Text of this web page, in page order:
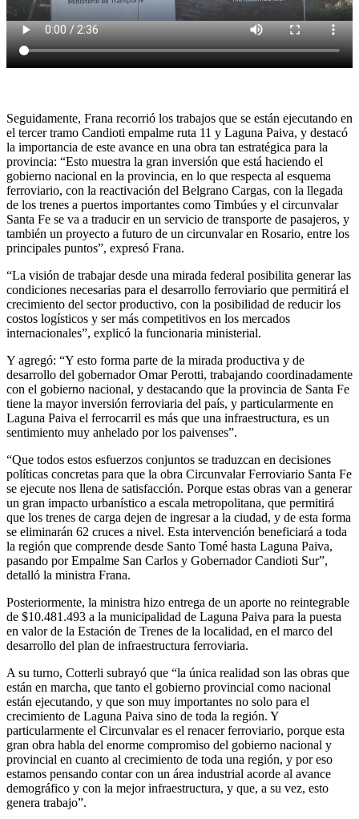
Seguidamente, Frana recorrió los trabajos que se están ejecutando en
el tercer tramo Candioti empalme ruta 11 y Laguna Paiva, y destacó
la importancia de este avance en una obra tan estratégica para la
provincia: “Esto muestra la gran inversión que está haciendo el
gobierno nacional en la provincia, en lo que respecta al esquema
ferroviario, con la reactivación del Belgrano Cargas, con la llegada
de los trenes a puertos importantes como Timbúes y el circunvalar
Santa Fe se va a traducir en un servicio de transporte de pasajeros, y
también un proyecto a futuro de un circunvalar en Rosario, entre los
principales puntos”, expresó Frana.
“La visión de trabajar desde una mirada federal posibilita generar las
condiciones necesarias para el desarrollo ferroviario que permitirá el
crecimiento del sector productivo, con la posibilidad de reducir los
costos logísticos y ser más competitivos en los mercados
internacionales”, explicó la funcionaria ministerial.
Y agregó: “Y esto forma parte de la mirada productiva y de
desarrollo del gobernador Omar Perotti, trabajando coordinadamente
con el gobierno nacional, y destacando que la provincia de Santa Fe
tiene la mayor inversión ferroviaria del país, y particularmente en
Laguna Paiva el ferrocarril es más que una infraestructura, es un
sentimiento muy anhelado por los paivenses”.
“Que todos estos esfuerzos conjuntos se traduzcan en decisiones
políticas concretas para que la obra Circunvalar Ferroviario Santa Fe
se ejecute nos llena de satisfacción. Porque estas obras van a generar
un gran impacto urbanístico a escala metropolitana, que permitirá
que los trenes de carga dejen de ingresar a la ciudad, y de esta forma
se eliminarán 62 cruces a nivel. Esta intervención beneficiará a toda
la región que comprende desde Santo Tomé hasta Laguna Paiva,
pasando por Empalme San Carlos y Gobernador Candioti Sur”,
detalló la ministra Frana.
Posteriormente, la ministra hizo entrega de un aporte no reintegrable
de $10.481.493 a la municipalidad de Laguna Paiva para la puesta
en valor de la Estación de Trenes de la localidad, en el marco del
desarrollo del plan de infraestructura ferroviaria.
A su turno, Cotterli subrayó que “la única realidad son las obras que
están en marcha, que tanto el gobierno provincial como nacional
están ejecutando, y que son muy importantes no solo para el
crecimiento de Laguna Paiva sino de toda la región. Y
particularmente el Circunvalar es el renacer ferroviario, porque esta
gran obra habla del enorme compromiso del gobierno nacional y
provincial en cuanto al crecimiento de toda una región, y por eso
estamos pensando contar con un área industrial acorde al avance
demográfico y con la mejor infraestructura, y que, a su vez, esto
genera trabajo”.